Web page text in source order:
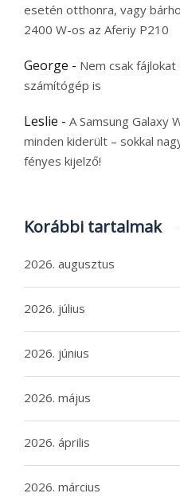
esetén otthonra, vagy
2400 W-os az Aferiy P210
George - Nem csak
számítógép is
Leslie - A Samsung Galaxy
minden kiderült – sokkal
fényes kijelző!
Korábbi tartalmak
2026. augusztus
2026. július
2026. június
2026. május
2026. április
2026. március